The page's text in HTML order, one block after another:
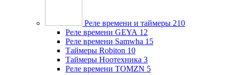
Реле времени и таймеры 210
Реле времени GEYA 12
Реле времени Samwha 15
Таймеры Robiton 10
Таймеры Ноотехника 3
Реле времени TOMZN 5